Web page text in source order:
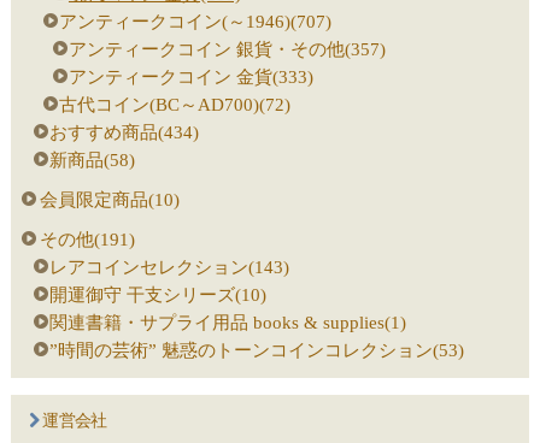
アンティークコイン(～1946)(707)
アンティークコイン 銀貨・その他(357)
アンティークコイン 金貨(333)
古代コイン(BC～AD700)(72)
おすすめ商品(434)
新商品(58)
会員限定商品(10)
その他(191)
レアコインセレクション(143)
開運御守 干支シリーズ(10)
関連書籍・サプライ用品 books & supplies(1)
”時間の芸術” 魅惑のトーンコインコレクション(53)
運営会社